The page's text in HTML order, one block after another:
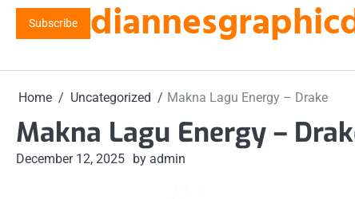
Skip
Subscribe
Home Uncategorized Makna Lagu Energy – Drake
Makna Lagu Energy –
December 12, 2025 by admin